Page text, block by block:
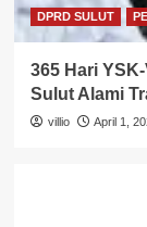
DPRD SULUT
365 Hari
Sulut Alami
villio April 1,